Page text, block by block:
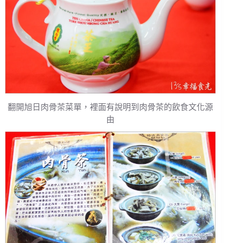
翻開旭日肉骨茶菜單，裡面有說明到肉骨茶的飲食文化源
由